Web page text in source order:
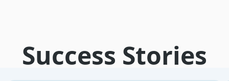
Success Stories